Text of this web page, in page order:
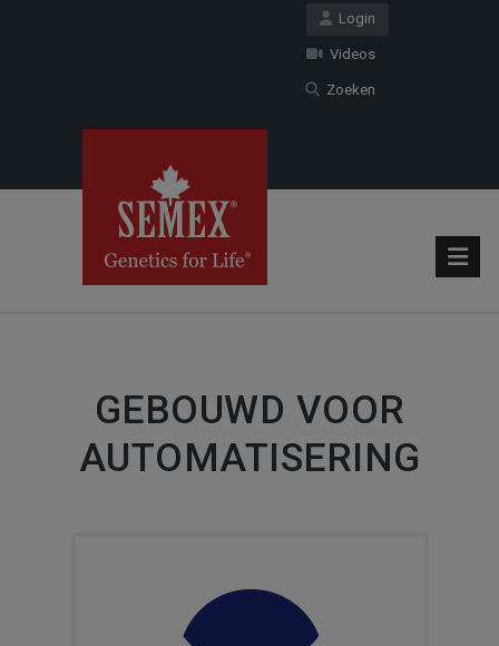
Login
Videos
Zoeken
GEBOUWD VOOR
AUTOMATISERING